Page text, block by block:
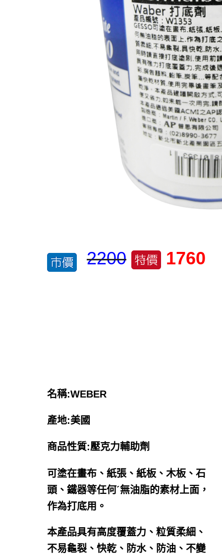
2200 1760
名稱:WEBER
產地:美國
商品性質:壓克力輔助劑
可塗在畫布、紙張、紙板、木板、石
頭、鐵器等任何ˊ無油脂的素材上面，
作為打底用。
本產品具有高度覆蓋力、粒質柔細、
不易龜裂、快乾、防水、防油、不變